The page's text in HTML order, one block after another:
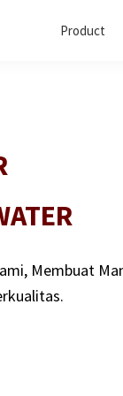
Product
Membuat